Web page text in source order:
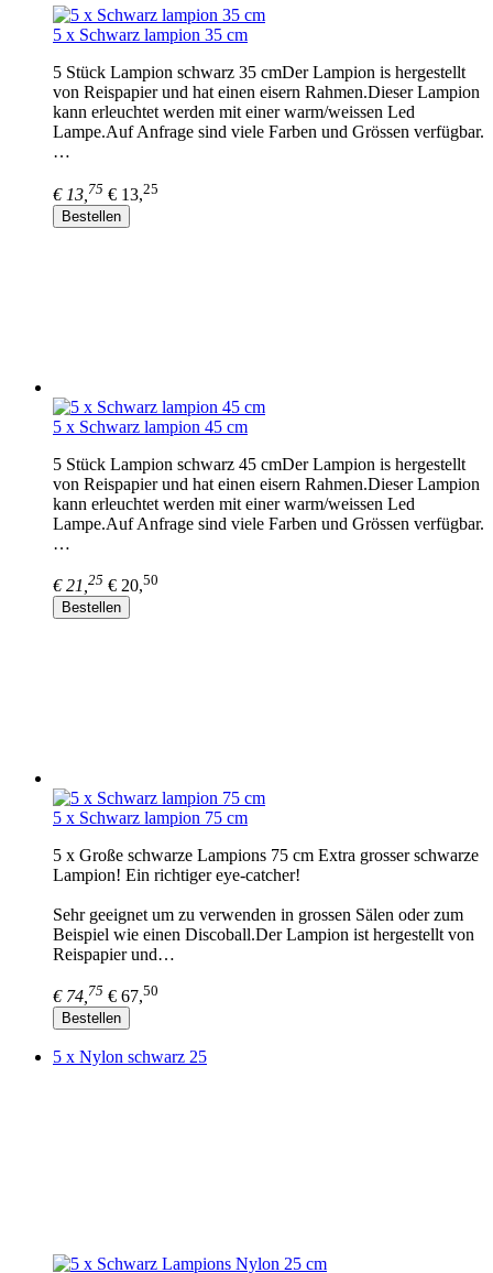
5 x Schwarz lampion 35 cm
5 Stück Lampion schwarz 35 cmDer Lampion is hergestellt
von Reispapier und hat einen eisern Rahmen.Dieser Lampion
kann erleuchtet werden mit einer warm/weissen Led
Lampe.Auf Anfrage sind viele Farben und Grössen verfügbar.
…
€ 13, 75 € 13,25
Bestellen
5 x Schwarz lampion 45 cm
5 Stück Lampion schwarz 45 cmDer Lampion is hergestellt
von Reispapier und hat einen eisern Rahmen.Dieser Lampion
kann erleuchtet werden mit einer warm/weissen Led
Lampe.Auf Anfrage sind viele Farben und Grössen verfügbar.
…
€ 21, 25 € 20,50
Bestellen
5 x Schwarz lampion 75 cm
5 x Große schwarze Lampions 75 cm Extra grosser schwarze
Lampion! Ein richtiger eye-catcher!
Sehr geeignet um zu verwenden in grossen Sälen oder zum
Beispiel wie einen Discoball.Der Lampion ist hergestellt von
Reispapier und…
€ 74, 75 € 67,50
Bestellen
5 x Nylon schwarz 25